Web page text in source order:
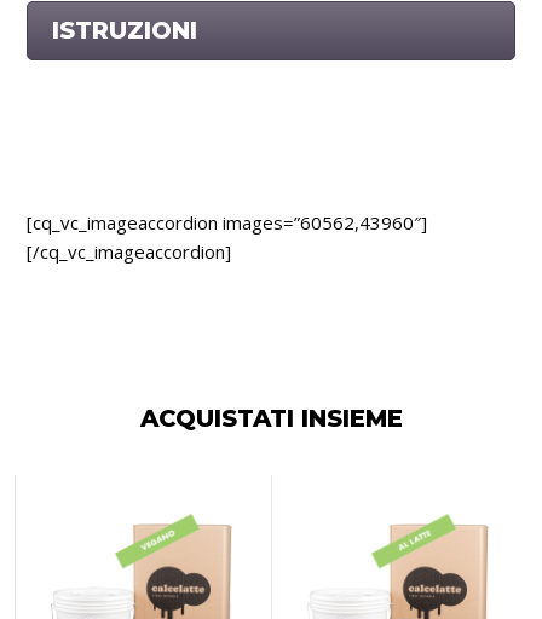
ISTRUZIONI
[cq_vc_imageaccordion images=”60562,43960″]
[/cq_vc_imageaccordion]
ACQUISTATI INSIEME